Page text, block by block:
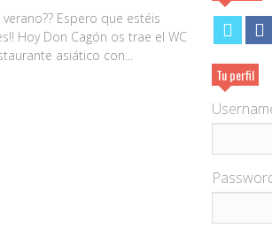
Espero que estéis
Hoy Don Cagón os trae el WC
asiático con...
Tu perfil